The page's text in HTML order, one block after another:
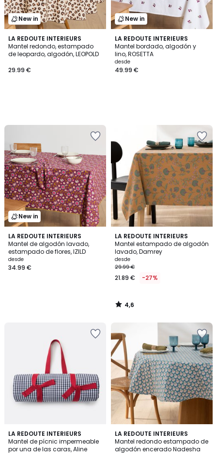
New in
LA REDOUTE INTERIEURS
Mantel redondo, estampado
de leopardo, algodón, LEOPOLD
29.99 €
New in
LA REDOUTE INTERIEURS
Mantel bordado, algodón y
lino, ROSETTA
desde
49.99 €
New in
LA REDOUTE INTERIEURS
Mantel de algodón lavado,
estampado de flores, IZILD
desde
34.99 €
LA REDOUTE INTERIEURS
Mantel estampado de algodón
lavado, Damrey
desde
29.99 €
21.89 € -27%
4,6
/ 5
4,6
/
LA REDOUTE INTERIEURS
Mantel de pícnic impermeable
por una de las caras, Aline
3,8
/ 5
LA REDOUTE INTERIEURS
Mantel redondo estampado de
algodón encerado Nadesha
4,8
/ 5